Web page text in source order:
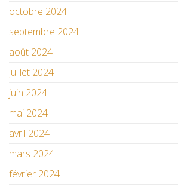
octobre 2024
septembre 2024
août 2024
juillet 2024
juin 2024
mai 2024
avril 2024
mars 2024
février 2024